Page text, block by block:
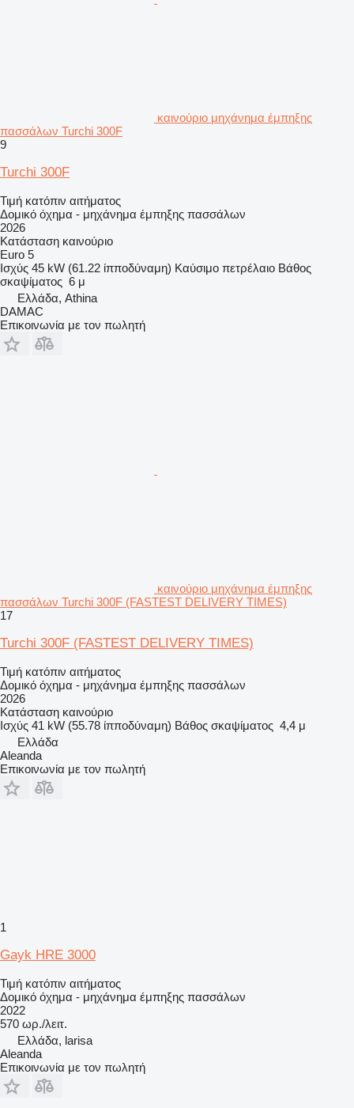
καινούριο μηχάνημα έμπηξης
πασσάλων Turchi 300F
9
Turchi 300F
Τιμή κατόπιν αιτήματος
Δομικό όχημα - μηχάνημα έμπηξης πασσάλων
2026
Κατάσταση καινούριο
Euro 5
Ισχύς 45 kW (61.22 ίπποδύναμη) Καύσιμο πετρέλαιο Βάθος
σκαψίματος 6 μ
Ελλάδα, Athina
DAMAC
Επικοινωνία με τον πωλητή
καινούριο μηχάνημα έμπηξης
πασσάλων Turchi 300F (FASTEST DELIVERY TIMES)
17
Turchi 300F (FASTEST DELIVERY TIMES)
Τιμή κατόπιν αιτήματος
Δομικό όχημα - μηχάνημα έμπηξης πασσάλων
2026
Κατάσταση καινούριο
Ισχύς 41 kW (55.78 ίπποδύναμη) Βάθος σκαψίματος 4,4 μ
Ελλάδα
Aleanda
Επικοινωνία με τον πωλητή
1
Gayk HRE 3000
Τιμή κατόπιν αιτήματος
Δομικό όχημα - μηχάνημα έμπηξης πασσάλων
2022
570 ωρ./λειτ.
Ελλάδα, larisa
Aleanda
Επικοινωνία με τον πωλητή